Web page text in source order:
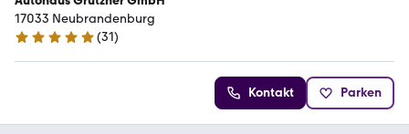
17033 Neubrandenburg
4.8 Sterne
(31)
Kontakt Parken